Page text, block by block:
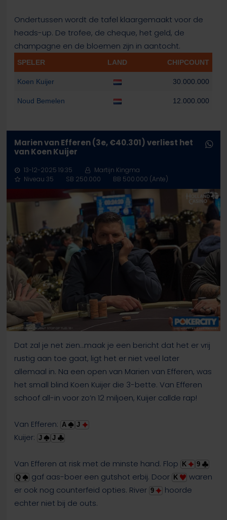
Ondertussen wordt de tafel klaargemaakt voor de
heads-up. De trofee, de cheque, het geld, de
champagne en de bloemen zijn in aantocht.
SPELER LAND CHIPCOUNT
Koen Kuijer 30.000.000
Noud Bemelen 12.000.000
Marien van Efferen (3e, €40.301) verliest het
van Koen Kuijer
13-12-2025 19:35
Martijn Kingma
Niveau 35
SB 250.000 BB 500.000 (Ante)
Dat zal je net zien…maak je een bericht dat het er vrij
rustig aan toe gaat, ligt het er niet veel later
allemaal in. Na een open van Marien van Efferen, was
het small blind Koen Kuijer die 3-bette. Van Efferen
schoof all-in voor zo’n 12 miljoen, Kuijer callde rap!
Van Efferen: A J
Kuijer: J J
Van Efferen at risk met de minste hand. Flop K
9
Q
gaf aas-boer een gutshot erbij. Door K
waren
er ook nog counterfeid opties. River 9
hoorde
echter niet bij de outs.